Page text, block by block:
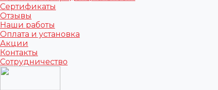
Сертификаты
Отзывы
Наши работы
Оплата и установка
Акции
Контакты
Сотрудничество